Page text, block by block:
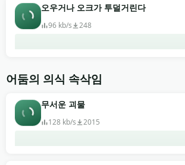
오우거나 오크가 투덜거린다
96 kb/s 248
어둠의 의식 속삭임
무서운 괴물
128 kb/s 2015